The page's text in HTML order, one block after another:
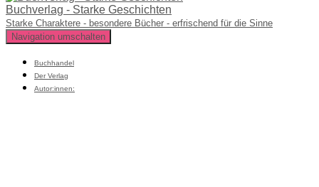
Buchverlag - Starke Geschichten
Starke Charaktere - besondere Bücher - erfrischend für die Sinne
Navigation umschalten
Buchhandel
Der Verlag
Autor:innen: